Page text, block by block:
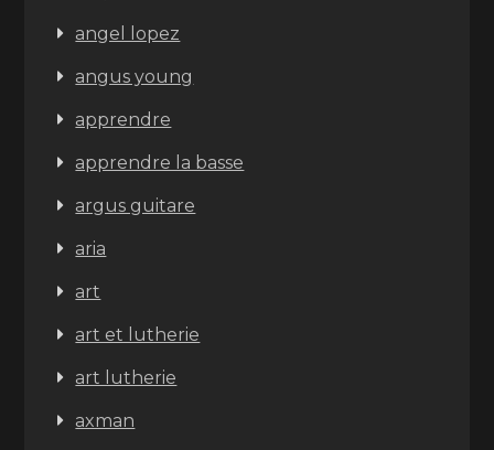
angel lopez
angus young
apprendre
apprendre la basse
argus guitare
aria
art
art et lutherie
art lutherie
axman